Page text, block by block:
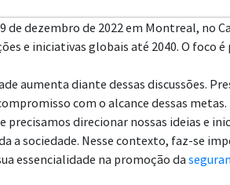
de dezembro de 2022 em Montreal, no
e iniciativas globais até 2040. O foco é
aumenta diante dessas discussões.
com o alcance dessas metas.
precisamos direcionar nossas ideias e
a sociedade. Nesse contexto, faz-se
essencialidade na promoção da